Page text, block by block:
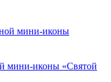
мини-иконы «Святой